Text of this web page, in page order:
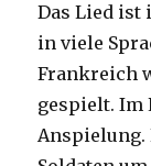
Das Lied ist
in viele
Frankreich
gespielt. Im
Anspielung.